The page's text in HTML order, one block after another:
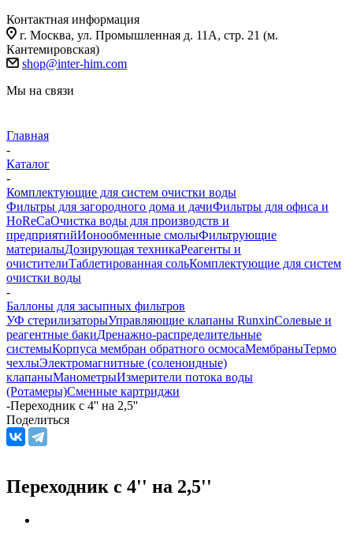
Контактная информация
г. Москва, ул. Промышленная д. 11А, стр. 21 (м.
Кантемировская)
shop@inter-him.com
Мы на связи
Главная
-
Каталог
-
Комплектующие для систем очистки воды
Фильтры для загородного дома и дачиФильтры для офиса и
HoReCaОчистка воды для производств и
предприятийИонообменные смолыФильтрующие
материалыДозирующая техникаРеагенты и
очистителиТаблетированная сольКомплектующие для систем
очистки воды
-
Баллоны для засыпных фильтров
УФ стерилизаторыУправляющие клапаны RunxinСолевые и
реагентные бакиДренажно-распределительные
системыКорпуса мембран обратного осмосаМембраныТермо
чехлыЭлектромагнитные (соленоидные)
клапаныМанометрыИзмерители потока воды
(Ротамеры)Сменные картриджи
-Переходник с 4'' на 2,5''
Поделиться
Переходник с 4'' на 2,5''